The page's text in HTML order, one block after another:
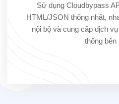
Sử dụng Cloudbypass
HTML/JSON thống nhất,
nội bộ và cung cấp dịch
thống bên